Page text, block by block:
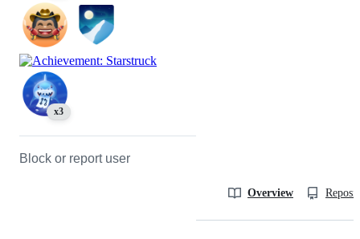
x3
Block or report user
Overview